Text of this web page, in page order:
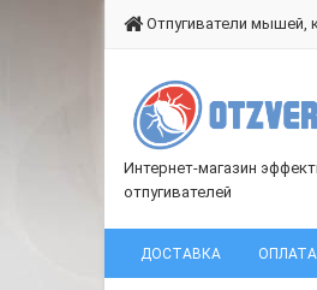
Отпугиватели мышей,
Интернет-магазин
отпугивателей
ДОСТАВКА ОПЛАТА